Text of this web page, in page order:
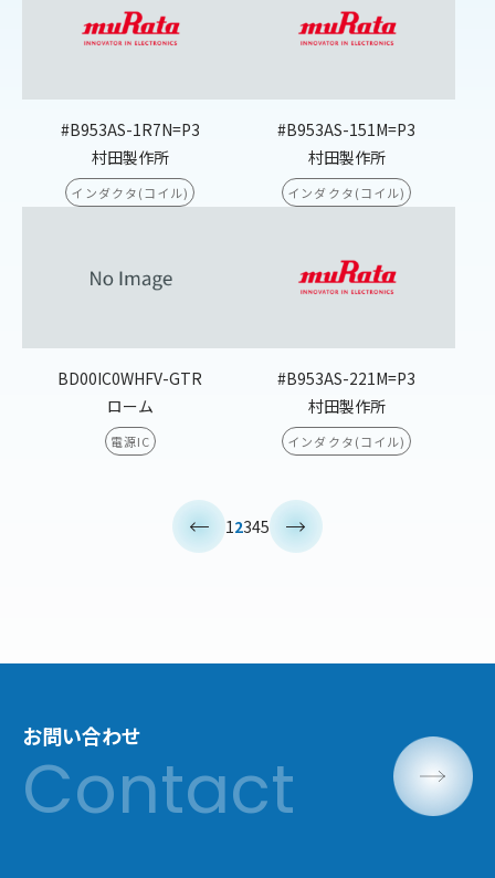
#B953AS-1R7N=P3
村田製作所
インダクタ(コイル)
#B953AS-151M=P3
村田製作所
インダクタ(コイル)
BD00IC0WHFV-GTR
ローム
電源IC
#B953AS-221M=P3
村田製作所
インダクタ(コイル)
12345
お問い合わせ